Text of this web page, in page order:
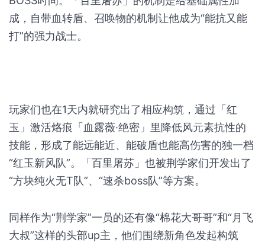
成，自带血转盾、召唤物的机制让他成为“能抗又能
打”的强力战士。
玩家们也在1天内就研究出了相应构筑，通过「红
玉」激活烙痕「血露薇·绝密」里降低风元素抗性的
技能，形成了能远能近、能破盾也能高伤害的独一档
“红玉新风队”。「百里屠苏」也被荆学家们开发出了
“方块纯火无T队”、“速杀boss队”等方案。
同样作为“荆学家”一员的还有像“棉花大哥哥”和“月飞
大叔”这样的头部up主，他们围绕新角色发起构筑